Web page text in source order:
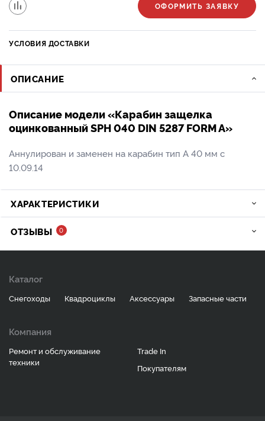
ОФОРМИТЬ ЗАЯВКУ
УСЛОВИЯ ДОСТАВКИ
ОПИСАНИЕ
Описание модели «Карабин защелка
оцинкованный SРH 040 DIN 5287 FОRМ А»
Аннулирован и заменен на карабин тип А 40 мм с
10.09.14
ХАРАКТЕРИСТИКИ
ОТЗЫВЫ 0
Каталог
Снегоходы Квадроциклы Аксессуары Запасные части
Компания
Ремонт и обслуживание
техники
Trade In
Покупателям